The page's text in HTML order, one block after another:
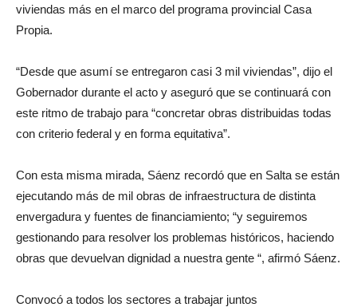
viviendas más en el marco del programa provincial Casa
Propia.
“Desde que asumí se entregaron casi 3 mil viviendas”, dijo el
Gobernador durante el acto y aseguró que se continuará con
este ritmo de trabajo para “concretar obras distribuidas todas
con criterio federal y en forma equitativa”.
Con esta misma mirada, Sáenz recordó que en Salta se están
ejecutando más de mil obras de infraestructura de distinta
envergadura y fuentes de financiamiento; “y seguiremos
gestionando para resolver los problemas históricos, haciendo
obras que devuelvan dignidad a nuestra gente “, afirmó Sáenz.
Convocó a todos los sectores a trabajar juntos